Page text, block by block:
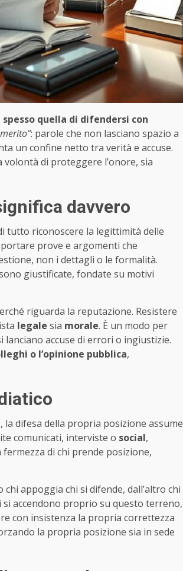
quella di difendersi con
: parole che non lasciano spazio a
un confine netto tra verità e accuse.
volontà di proteggere l’onore, sia
davvero
tutto riconoscere la legittimità delle
prove e argomenti che
non i dettagli o le formalità.
giustificate, fondate su motivi
riguarda la reputazione. Resistere
legale sia morale. È un modo per
accuse di errori o ingiustizie.
o l’opinione pubblica,
, la difesa della propria posizione assume
comunicati, interviste o social,
di chi prende posizione,
chi appoggia chi si difende, dall’altro chi
accendono proprio su questo terreno,
con insistenza la propria correttezza
la propria posizione sia in sede